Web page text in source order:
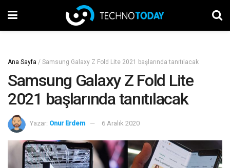
Ana Sayfa / Samsung Galaxy Z Fold Lite 2021 başlarında tanıtılacak
Samsung Galaxy Z Fold Lite
2021 başlarında tanıtılacak
Yazar: Onur Erdem 6 Aralık 2020